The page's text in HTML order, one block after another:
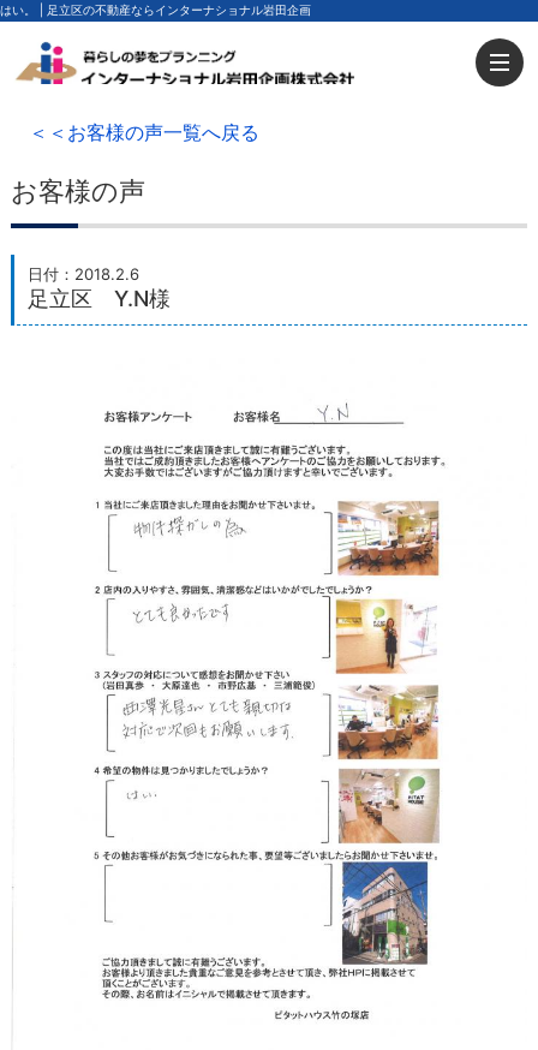
はい。 | 足立区の不動産ならインターナショナル岩田企画
＜＜お客様の声一覧へ戻る
お客様の声
日付：2018.2.6
足立区 Y.N様